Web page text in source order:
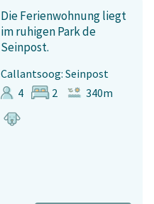
Die Ferienwohnung liegt
im ruhigen Park de
Seinpost.
Callantsoog: Seinpost
4
2 340m